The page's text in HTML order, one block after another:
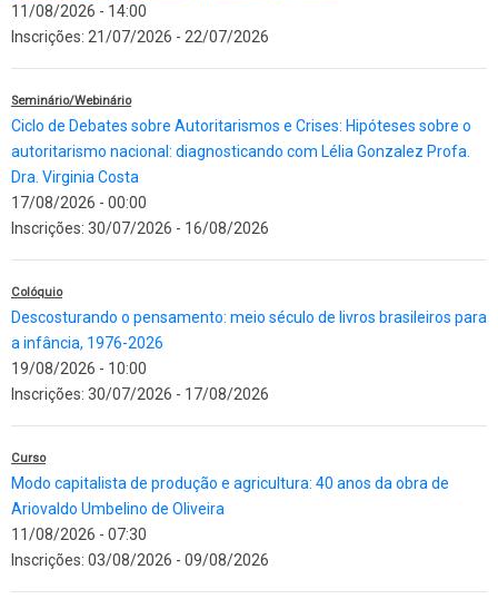
11/08/2026 - 14:00
Inscrições: 21/07/2026 - 22/07/2026
Seminário/Webinário
Ciclo de Debates sobre Autoritarismos e Crises: Hipóteses sobre o
autoritarismo nacional: diagnosticando com Lélia Gonzalez Profa.
Dra. Virginia Costa
17/08/2026 - 00:00
Inscrições: 30/07/2026 - 16/08/2026
Colóquio
Descosturando o pensamento: meio século de livros brasileiros para
a infância, 1976-2026
19/08/2026 - 10:00
Inscrições: 30/07/2026 - 17/08/2026
Curso
Modo capitalista de produção e agricultura: 40 anos da obra de
Ariovaldo Umbelino de Oliveira
11/08/2026 - 07:30
Inscrições: 03/08/2026 - 09/08/2026